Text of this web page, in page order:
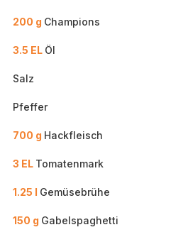
200 g Champions
3.5 EL Öl
Salz
Pfeffer
700 g Hackfleisch
3 EL Tomatenmark
1.25 l Gemüsebrühe
150 g Gabelspaghetti